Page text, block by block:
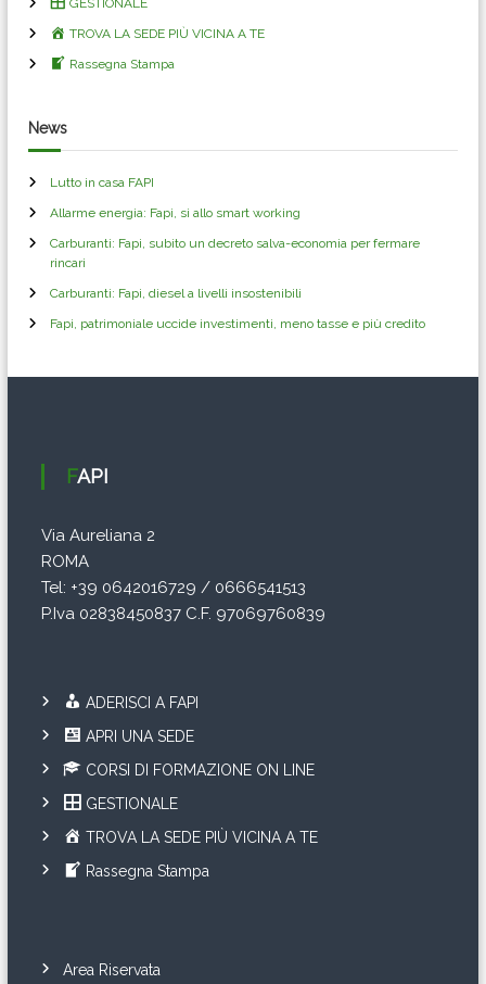
z
i
n
e
a
r
o
GESTIONALE
TROVA LA SEDE PIÙ VICINA A TE
Rassegna Stampa
News
Lutto in casa FAPI
Allarme energia: Fapi, si allo smart working
Carburanti: Fapi, subito un decreto salva-economia per fermare
rincari
Carburanti: Fapi, diesel a livelli insostenibili
Fapi, patrimoniale uccide investimenti, meno tasse e più credito
FAPI
Via Aureliana 2
ROMA
Tel: +39 0642016729 / 0666541513
P.Iva 02838450837 C.F. 97069760839
ADERISCI A FAPI
APRI UNA SEDE
CORSI DI FORMAZIONE ON LINE
GESTIONALE
TROVA LA SEDE PIÙ VICINA A TE
Rassegna Stampa
Area Riservata